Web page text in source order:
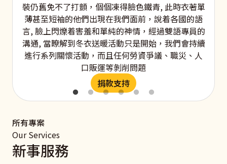
裝仍舊免不了打顫，個個凍得臉色鐵青, 此時衣著單
薄甚至短袖的他們出現在我們面前，說着各國的語
言, 臉上閃爍着害羞和單純的神情，經過雙語專員的
溝通, 當瞭解到冬衣送暖活動只是開始，我們會持續
進行系列關懷活動，而且任何勞資爭議、職災、人
口販運等剝削問題
捐款支持
所有專案
Our Services
新事服務